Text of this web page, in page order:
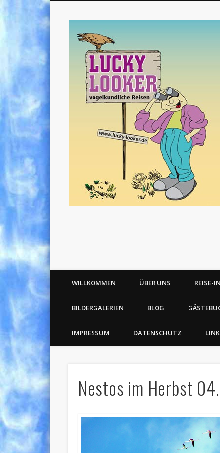
vogelkundliche Reisen
WILLKOMMEN ÜBER UNS REISE-
BILDERGALERIEN BLOG
IMPRESSUM DATENSCHUTZ
Nestos im Herbst